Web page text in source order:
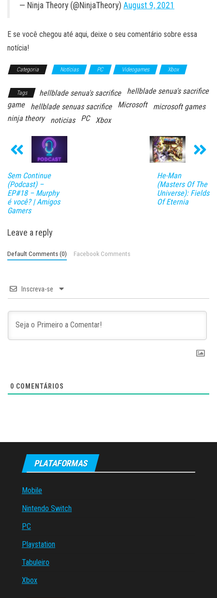
— Ninja Theory (@NinjaTheory) August 9, 2021
E se você chegou até aqui, deixe o seu comentário sobre essa
notícia!
Categoria Notícias PC Videogames Xbox
Tags hellblade senua's sacrifice
hellblade senua's sacrifice
game
hellblade senuas sacrifice Microsoft
microsoft games
ninja theory
noticias PC Xbox
Sem Continue
(Podcast) –
EP#18 – Murphy
é você? | Amigos
Gamers
He-Man
(Masters Of The
Universe): Fields
Of Eternia
Leave a reply
Default Comments (0) Facebook Comments
Inscreva-se
0 COMENTÁRIOS
PLATAFORMAS
Mobile
Nintendo Switch
PC
Playstation
Tabuleiro
Xbox